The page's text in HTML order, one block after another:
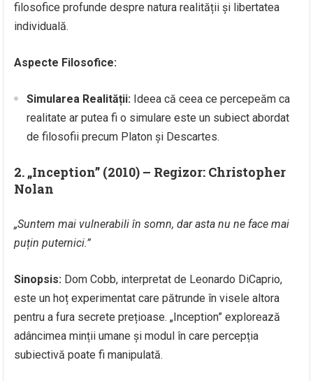
filosofice profunde despre natura realității și libertatea
individuală.
Aspecte Filosofice:
Simularea Realității: Ideea că ceea ce percepeăm ca
realitate ar putea fi o simulare este un subiect abordat
de filosofii precum Platon și Descartes.
2. „Inception” (2010) – Regizor: Christopher
Nolan
„Suntem mai vulnerabili în somn, dar asta nu ne face mai
puțin puternici.”
Sinopsis: Dom Cobb, interpretat de Leonardo DiCaprio,
este un hoț experimentat care pătrunde în visele altora
pentru a fura secrete prețioase. „Inception” explorează
adâncimea minții umane și modul în care percepția
subiectivă poate fi manipulată.